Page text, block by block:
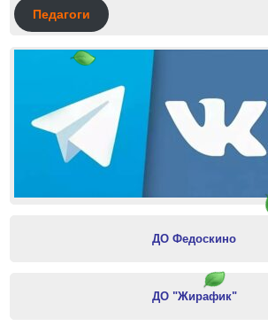
Педагоги
ДО Федоскино
ДО "Жирафик"